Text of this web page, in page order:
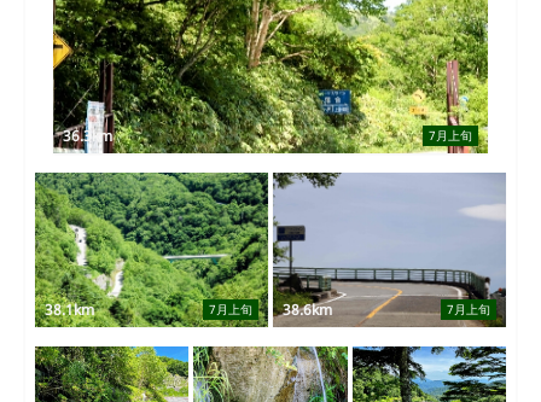
7月上旬
36.3km
7月上旬
38.1km 7月上旬
38.6km